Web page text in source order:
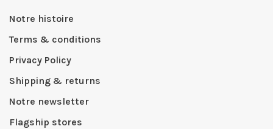
Notre histoire
Terms & conditions
Privacy Policy
Shipping & returns
Notre newsletter
Flagship stores